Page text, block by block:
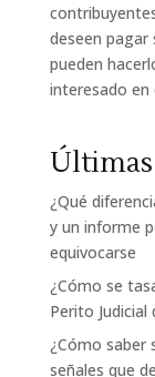
deseen
pueden
interesado en
¿Qué
y un informe
equivocarse
¿Cómo se
Perito Judicial
¿Cómo saber
señales que